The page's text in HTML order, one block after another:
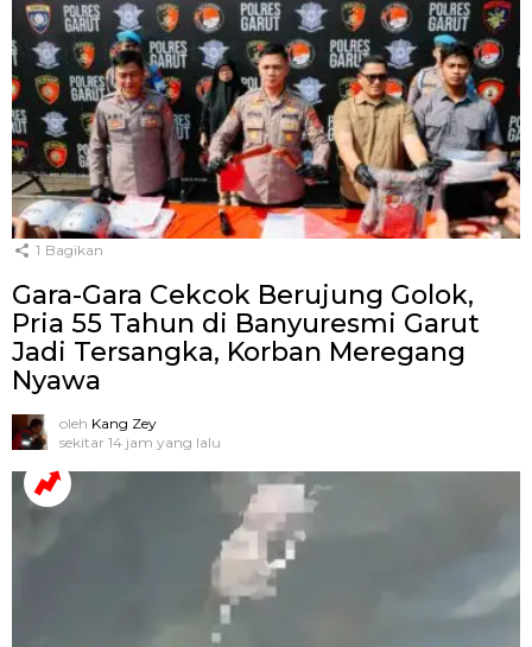
1 Bagikan
Gara-Gara Cekcok Berujung Golok,
Pria 55 Tahun di Banyuresmi Garut
Jadi Tersangka, Korban Meregang
Nyawa
oleh Kang Zey
sekitar 14 jam yang lalu